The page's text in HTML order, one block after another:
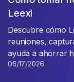
Leexi
Descubre cómo
reuniones,
ayuda a ahorrar
06/17/2026